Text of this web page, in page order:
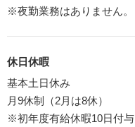
※夜勤業務はありません。
休日休暇
基本土日休み
月9休制（2月は8休）
※初年度有給休暇10日付与